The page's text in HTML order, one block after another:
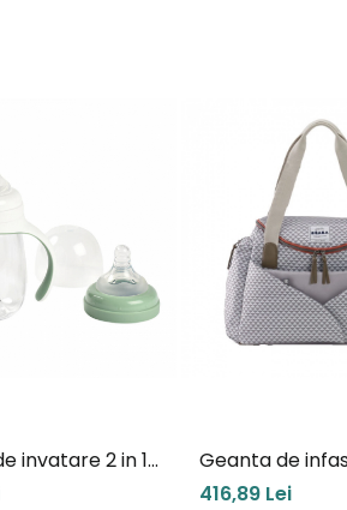
invatare 2 in 1
210 ml
Geanta de
Sydney II
416,89 Lei